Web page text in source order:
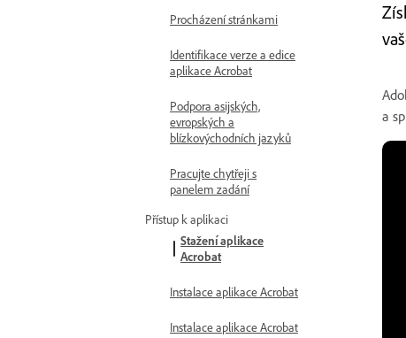
Procházení stránkami
Identifikace verze a edice
aplikace Acrobat
Podpora asijských,
evropských a
blízkovýchodních jazyků
Pracujte chytřeji s
panelem zadání
Přístup k aplikaci
Stažení aplikace
Acrobat
Instalace aplikace Acrobat
Instalace aplikace Acrobat
a